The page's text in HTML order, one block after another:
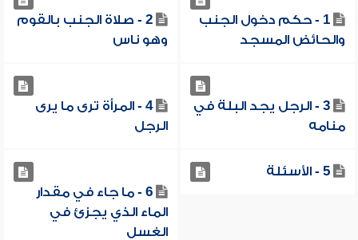
1 - حكم دخول الجنب
والحائض المسجد
2 - صلاة الجنب بالقوم
وهو ناس
3 - الرجل يجد البلة في
منامه
4 - المرأة ترى ما يرى
الرجل
5 - الأسئلة
6 - ما جاء في مقدار
الماء الذي يجزئ في
الغسل